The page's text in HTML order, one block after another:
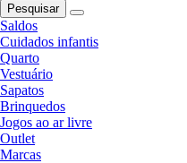
Pesquisar
Saldos
Cuidados infantis
Quarto
Vestuário
Sapatos
Brinquedos
Jogos ao ar livre
Outlet
Marcas